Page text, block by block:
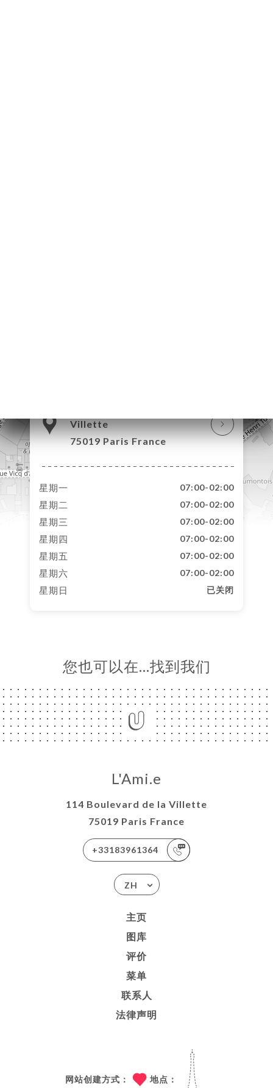
Villette
75019 Paris France
星期一 07:00-02:00
星期二 07:00-02:00
星期三 07:00-02:00
星期四 07:00-02:00
星期五 07:00-02:00
星期六 07:00-02:00
星期日 已关闭
您也可以在…找到我们
L'Ami.e
114 Boulevard de la Villette
75019 Paris France
+33183961364
ZH
主页
图库
评价
菜单
联系人
法律声明
网站创建方式： 地点：